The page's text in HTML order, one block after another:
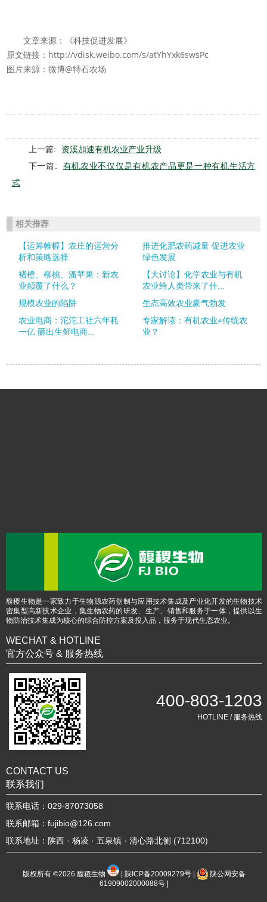
文章来源：《科技促进发展》
原文链接：http://vdisk.weibo.com/s/atYhYxk6swsPc
图片来源：微博@特石农场
上一篇:
资溪加速有机农业产业升级
下一篇:
有机农业不仅仅是有机农产品更是一种有机生活方
式
相关推荐
【运筹帷幄】农庄的运营分
析和策略选择
推进化肥农药减量 促进农业
绿色发展
褚橙、柳桃、潘苹果：新农
业颠覆了什么？
【大讨论】化学农业与有机
农业给人类带来了什...
规模农业的陷阱
生态高效农业豪气勃发
农业电商：沱沱工社六年耗
一亿 砸出生鲜电商...
专家解读：有机农业≠传统农
业？
馥稷生物是一家致力于生物源农药创制与应用技术集成及产业化开发的生物技术
密集型高新技术企业，集生物农药的研发、生产、销售和服务于一体，提供以生
物防治技术集成为核心的综合防控方案及投入品，服务于现代生态农业。
WECHAT & HOTLINE
官方公众号 & 服务热线
400-803-1203
HOTLINE / 服务热线
CONTACT US
联系我们
联系电话：029-87073058
联系邮箱：fujibio@126.com
联系地址：陕西 · 杨凌 · 五泉镇 · 清心路北侧 (712100)
版权所有 ©2026馥稷生物 |陕ICP备20009279号 |
陕公网安备
61909002000088号 |